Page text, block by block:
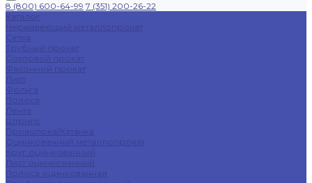
8 (800) 600-64-99 7 (351) 200-26-22
Каталог
Нержавеющий металлопрокат
Сетка
Трубный прокат
Сортовой прокат
Фасонный прокат
Лист
Фольга
Полоса
Лента
Штрипс
Проволока/Катанка
Оцинкованный металлопрокат
Круг оцинкованный
Лист оцинкованный
Полоса оцинкованная